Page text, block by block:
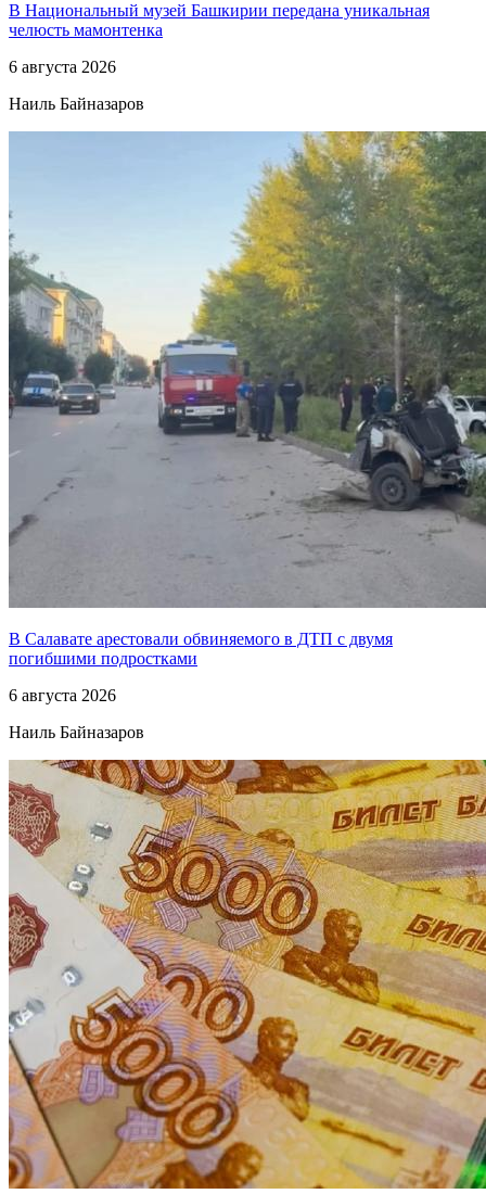
В Национальный музей Башкирии передана уникальная
челюсть мамонтенка
6 августа 2026
Наиль Байназаров
В Салавате арестовали обвиняемого в ДТП с двумя
погибшими подростками
6 августа 2026
Наиль Байназаров